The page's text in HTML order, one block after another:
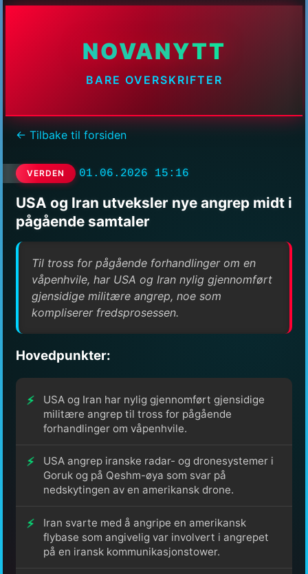
NOVANYTT
BARE OVERSKRIFTER
← Tilbake til forsiden
VERDEN 01.06.2026 15:16
USA og Iran utveksler nye angrep midt i
pågående samtaler
Til tross for pågående forhandlinger om en
våpenhvile, har USA og Iran nylig gjennomført
gjensidige militære angrep, noe som
kompliserer fredsprosessen.
Hovedpunkter:
USA og Iran har nylig gjennomført gjensidige
militære angrep til tross for pågående
forhandlinger om våpenhvile.
USA angrep iranske radar- og dronesystemer i
Goruk og på Qeshm-øya som svar på
nedskytingen av en amerikansk drone.
Iran svarte med å angripe en amerikansk
flybase som angivelig var involvert i angrepet
på en iransk kommunikasjonstower.